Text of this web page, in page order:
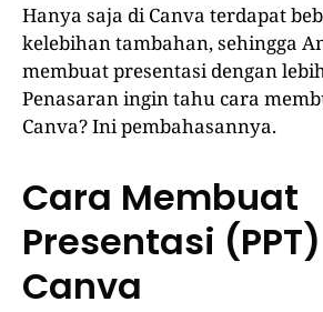
Hanya saja di Canva terdapat
kelebihan tambahan, sehingga
membuat presentasi dengan
Penasaran ingin tahu cara
Canva? Ini pembahasannya.
Cara Membuat
Presentasi
Canva